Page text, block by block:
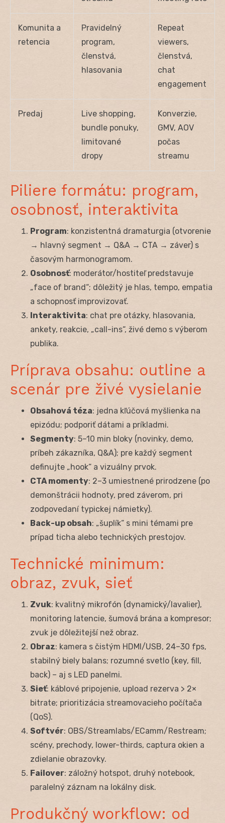
Komunita a
retencia
Pravidelný
program,
členstvá,
hlasovania
Repeat
viewers,
členstvá,
chat
engagement
Predaj
Live shopping,
bundle ponuky,
limitované
dropy
Konverzie,
GMV, AOV
počas
streamu
Piliere formátu: program,
osobnosť, interaktivita
Program: konzistentná dramaturgia (otvorenie
→ hlavný segment → Q&A → CTA → záver) s
časovým harmonogramom.
Osobnosť: moderátor/hostiteľ predstavuje
„face of brand“; dôležitý je hlas, tempo, empatia
a schopnosť improvizovať.
Interaktivita: chat pre otázky, hlasovania,
ankety, reakcie, „call-ins“, živé demo s výberom
publika.
Príprava obsahu: outline a
scenár pre živé vysielanie
Obsahová téza: jedna kľúčová myšlienka na
epizódu; podporiť dátami a príkladmi.
Segmenty: 5–10 min bloky (novinky, demo,
príbeh zákazníka, Q&A); pre každý segment
definujte „hook“ a vizuálny prvok.
CTA momenty: 2–3 umiestnené prirodzene (po
demonštrácii hodnoty, pred záverom, pri
zodpovedaní typickej námietky).
Back-up obsah: „šuplík“ s mini témami pre
prípad ticha alebo technických prestojov.
Technické minimum:
obraz, zvuk, sieť
Zvuk: kvalitný mikrofón (dynamický/lavalier),
monitoring latencie, šumová brána a kompresor;
zvuk je dôležitejší než obraz.
Obraz: kamera s čistým HDMI/USB, 24–30 fps,
stabilný biely balans; rozumné svetlo (key, fill,
back) – aj s LED panelmi.
Sieť: káblové pripojenie, upload rezerva > 2×
bitrate; prioritizácia streamovacieho počítača
(QoS).
Softvér: OBS/Streamlabs/ECamm/Restream;
scény, prechody, lower-thirds, captura okien a
zdielanie obrazovky.
Failover: záložný hotspot, druhý notebook,
paralelný záznam na lokálny disk.
Produkčný workflow: od